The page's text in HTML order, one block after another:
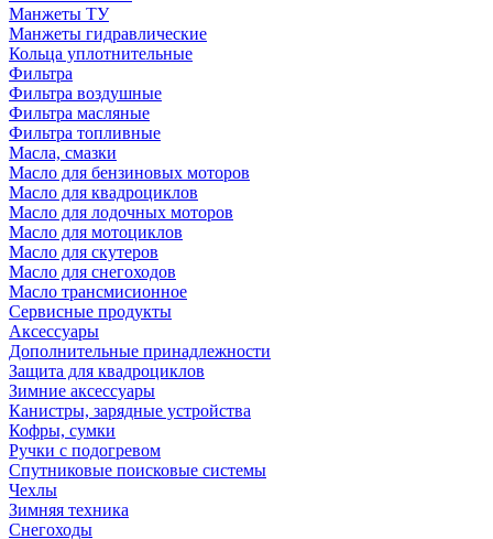
Манжеты ТУ
Манжеты гидравлические
Кольца уплотнительные
Фильтра
Фильтра воздушные
Фильтра масляные
Фильтра топливные
Масла, смазки
Масло для бензиновых моторов
Масло для квадроциклов
Масло для лодочных моторов
Масло для мотоциклов
Масло для скутеров
Масло для снегоходов
Масло трансмисионное
Сервисные продукты
Аксессуары
Дополнительные принадлежности
Защита для квадроциклов
Зимние аксессуары
Канистры, зарядные устройства
Кофры, сумки
Ручки с подогревом
Спутниковые поисковые системы
Чехлы
Зимняя техника
Снегоходы